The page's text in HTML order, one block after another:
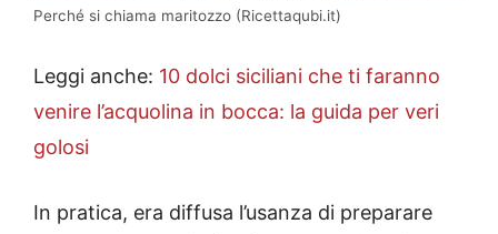
Perché si chiama maritozzo (Ricettaqubi.it)
Leggi anche: 10 dolci siciliani che ti faranno
venire l’acquolina in bocca: la guida per veri
golosi
In pratica, era diffusa l’usanza di preparare